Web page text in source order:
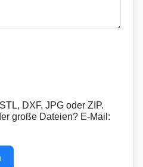
DXF, JPG oder ZIP.
große Dateien? E-Mail: